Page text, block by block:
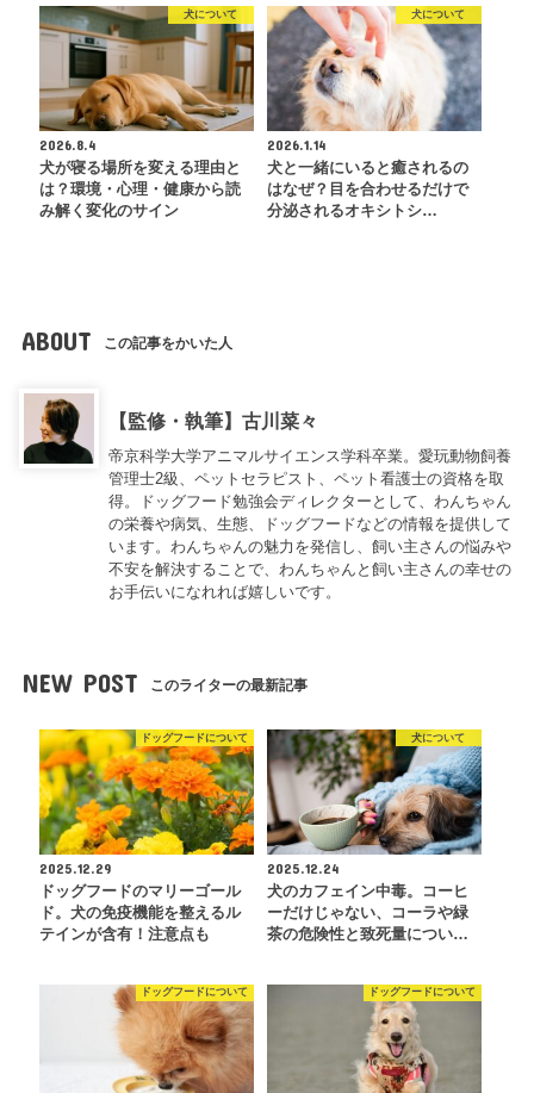
犬について
2026.8.4
犬が寝る場所を変える理由と
は？環境・心理・健康から読
み解く変化のサイン
犬について
2026.1.14
犬と一緒にいると癒されるの
はなぜ？目を合わせるだけで
分泌されるオキシトシ…
ABOUT この記事をかいた人
【監修・執筆】古川菜々
帝京科学大学アニマルサイエンス学科卒業。愛玩動物飼養
管理士2級、ペットセラピスト、ペット看護士の資格を取
得。ドッグフード勉強会ディレクターとして、わんちゃん
の栄養や病気、生態、ドッグフードなどの情報を提供して
います。わんちゃんの魅力を発信し、飼い主さんの悩みや
不安を解決することで、わんちゃんと飼い主さんの幸せの
お手伝いになれれば嬉しいです。
NEW POST このライターの最新記事
ドッグフードについて
2025.12.29
ドッグフードのマリーゴール
ド。犬の免疫機能を整えるル
テインが含有！注意点も
犬について
2025.12.24
犬のカフェイン中毒。コーヒ
ーだけじゃない、コーラや緑
茶の危険性と致死量につい…
ドッグフードについて ドッグフードについて